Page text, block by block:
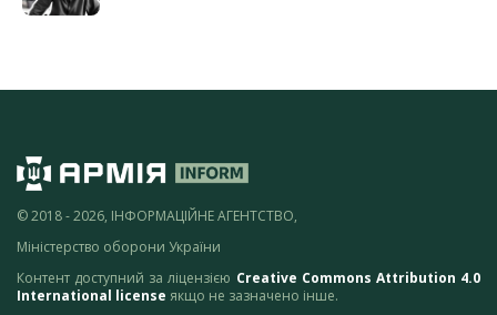
© 2018 - 2026, ІНФОРМАЦІЙНЕ АГЕНТСТВО,
Міністерство оборони України
Контент доступний за ліцензією Creative Commons Attribution 4.0
International license якщо не зазначено інше.